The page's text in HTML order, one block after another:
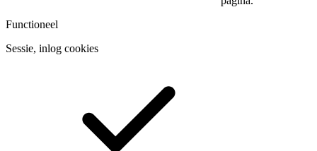
Functioneel
Sessie, inlog cookies